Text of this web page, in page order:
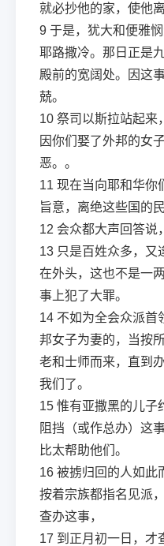
就必抄他的家，使他
9 于是，犹大和便雅
耶路撒冷。那日正是
殿前的宽阔处。因这
兢。
10 祭司以斯拉站起来
因你们娶了外邦的女
恶。。
11 现在当向耶和华你
旨意，离绝这些国的
12 会众都大声回答说
13 只是百姓众多，又
在外头，这也不是一
事上犯了大罪。
14 不如为全会众派首
邦女子为妻的，当按
老和士师而来，直到
我们了。
15 惟有亚撒黑的儿子
阻挡（或作总办）这
比太帮助他们。
16 被掳归回的人如此
按着宗族都指名见派
查办这事，
17 到正月初一日，才